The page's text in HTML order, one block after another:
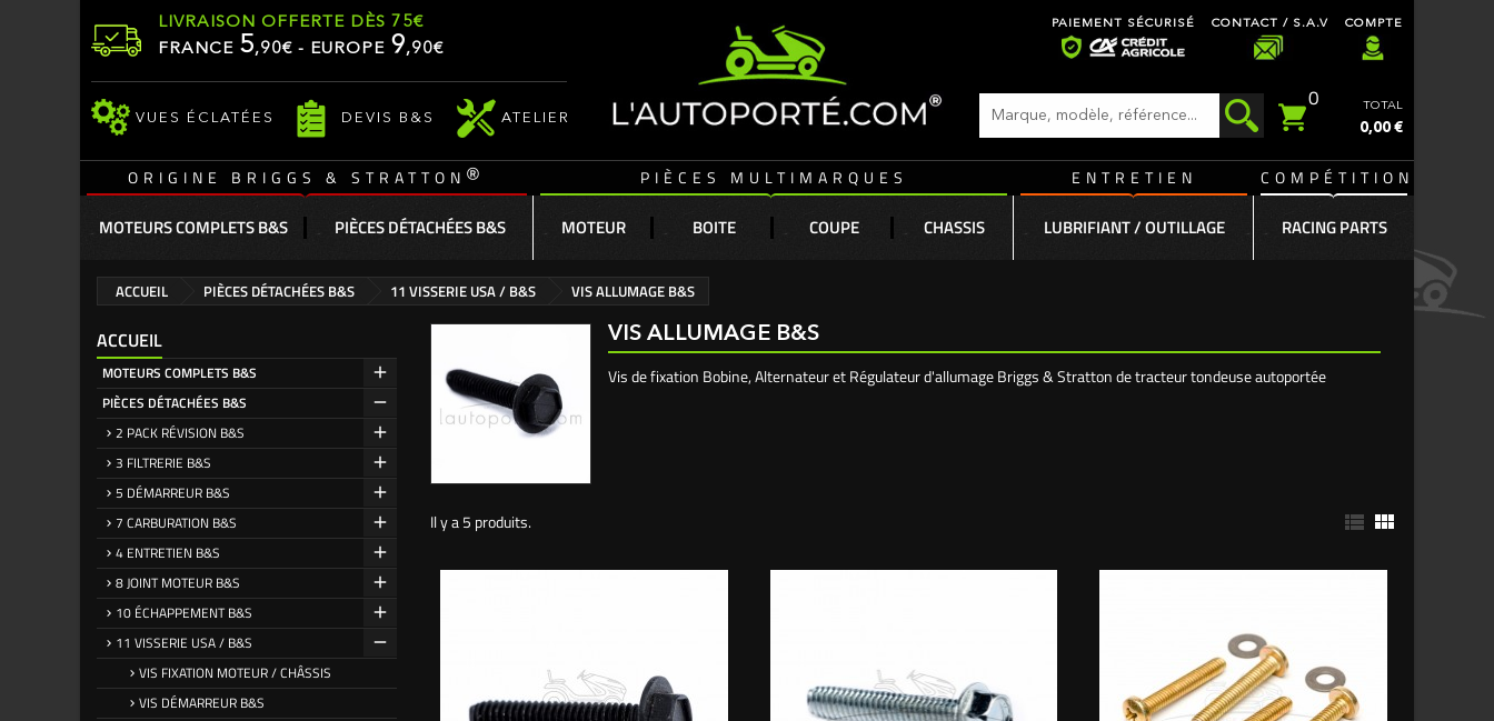
LIVRAISON OFFERTE DÈS 75€
FRANCE 5,90€ - EUROPE 9,90€
VUES ÉCLATÉES DEVIS B&S ATELIER
PAIEMENT SÉCURISÉ CONTACT / S.A.V COMPTE
0 TOTAL
0,00 €
ORIGINE BRIGGS & STRATTON ® PIÈCES MULTIMARQUES ENTRETIEN COMPÉTITION
MOTEURS COMPLETS B&S PIÈCES DÉTACHÉES B&S MOTEUR BOITE COUPE CHASSIS LUBRIFIANT / OUTILLAGE RACING PARTS
ACCUEIL PIÈCES DÉTACHÉES B&S 11 VISSERIE USA / B&S VIS ALLUMAGE B&S
ACCUEIL
MOTEURS COMPLETS B&S
PIÈCES DÉTACHÉES B&S
2 PACK RÉVISION B&S
3 FILTRERIE B&S
5 DÉMARREUR B&S
7 CARBURATION B&S
4 ENTRETIEN B&S
8 JOINT MOTEUR B&S
10 ÉCHAPPEMENT B&S
11 VISSERIE USA / B&S
VIS FIXATION MOTEUR / CHÂSSIS
VIS DÉMARREUR B&S
VIS ALLUMAGE B&S
Vis de fixation Bobine, Alternateur et Régulateur d'allumage Briggs & Stratton de tracteur tondeuse autoportée
Il y a 5 produits.  